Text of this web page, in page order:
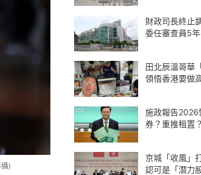
)
財政司長終止
委任審查員5
田北辰溫哥華
領悟香港要做
施政報告2026
券？重推租置
京城「收風」
認可是「潛力